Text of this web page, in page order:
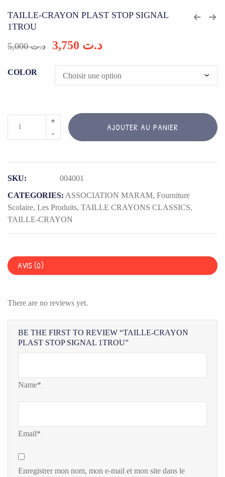
TAILLE-CRAYON PLAST STOP SIGNAL
1TROU
د.ت5,000 د.ت
COLOR
CRAYON
PLAST
1Trou
AJOUTER AU PANIER
SKU:
004001
CATEGORIES: ASSOCIATION MARAM, Fourniture
Scolaire, Les Produits, TAILLE CRAYONS CLASSICS,
TAILLE-CRAYON
AVIS (0)
There are no reviews yet.
BE THE FIRST TO REVIEW “TAILLE-CRAYON
PLAST STOP SIGNAL 1TROU”
Name*
Email*
Enregistrer mon nom, mon e-mail et mon site dans le